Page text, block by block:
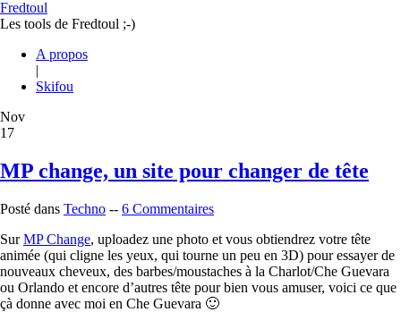
Fredtoul
Les tools de Fredtoul ;-)
A propos
|
Skifou
Nov
17
MP change, un site pour changer de tête
Posté dans Techno -- 6 Commentaires
SurMP Change, uploadez une photo et vous obtiendrez votre tête
animée (qui cligne les yeux, qui tourne un peu en 3D) pour essayer de
nouveaux cheveux, des barbes/moustaches à la Charlot/Che Guevara
ou Orlando et encore d’autres tête pour bien vous amuser, voici ce que
çà donne avec moi en Che Guevara 🙂